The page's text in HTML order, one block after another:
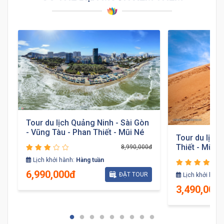
Tour du lịch Quảng Ninh - Sài Gòn
- Vũng Tàu - Phan Thiết - Mũi Né
8,990,000đ
Lịch khởi hành: Hàng tuần
6,990,000đ ĐẶT TOUR
Tour du lịch
Thiết - Mũi
Lịch khởi